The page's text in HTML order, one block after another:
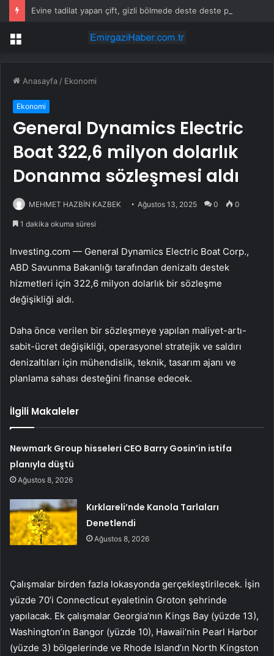
Menü
Anasayfa / Ekonomi
Ekonomi
General Dynamics Electric
Boat 322,6 milyon dolarlık
Donanma sözleşmesi aldı
MEHMET HAZBİN KAZBEK Ağustos 13, 2025 0 0
1 dakika okuma süresi
Investing.com — General Dynamics Electric Boat Corp.,
ABD Savunma Bakanlığı tarafından denizaltı destek
hizmetleri için 322,6 milyon dolarlık bir sözleşme
değişikliği aldı.
Daha önce verilen bir sözleşmeye yapılan maliyet-artı-
sabit-ücret değişikliği, operasyonel stratejik ve saldırı
denizaltıları için mühendislik, teknik, tasarım ajanı ve
planlama sahası desteğini finanse edecek.
İlgili Makaleler
Newmark Group hisseleri CEO Barry Gosin’in istifa
planıyla düştü
Ağustos 8, 2026
Kırklareli’nde Kanola Tarlaları
Denetlendi
Ağustos 8, 2026
Çalışmalar birden fazla lokasyonda gerçekleştirilecek. İşin
yüzde 70’i Connecticut eyaletinin Groton şehrinde
yapılacak. Ek çalışmalar Georgia’nın Kings Bay (yüzde 13),
Washington’ın Bangor (yüzde 10), Hawaii’nin Pearl Harbor
(yüzde 3) bölgelerinde ve Rhode Island’ın North Kingston